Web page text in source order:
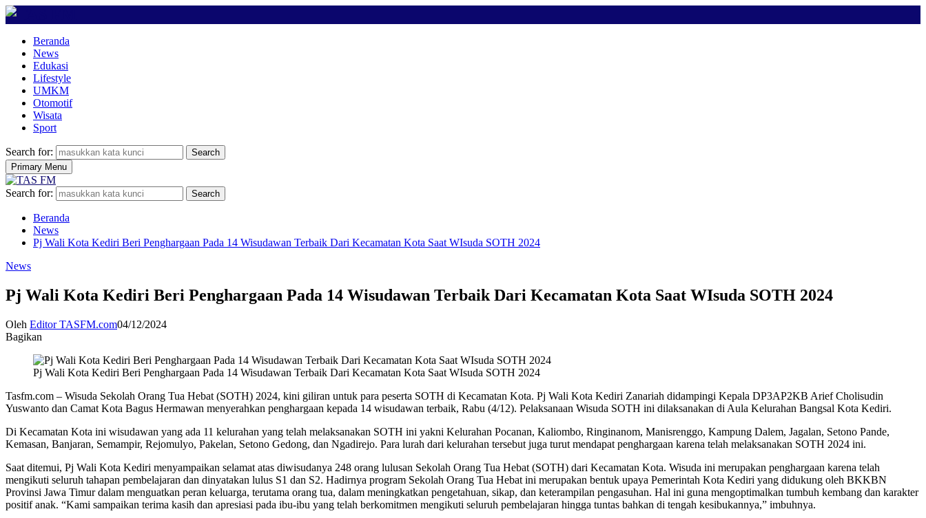
Beranda
News
Edukasi
Lifestyle
UMKM
Otomotif
Wisata
Sport
Search for:
Search
Primary Menu
Search for: Search
Beranda
News
Pj Wali Kota Kediri Beri Penghargaan Pada 14 Wisudawan Terbaik Dari Kecamatan Kota Saat WIsuda SOTH 2024
News
Pj Wali Kota Kediri Beri Penghargaan Pada 14 Wisudawan Terbaik Dari Kecamatan Kota Saat WIsuda SOTH 2024
Oleh Editor TASFM.com04/12/2024
Bagikan
Pj Wali Kota Kediri Beri Penghargaan Pada 14 Wisudawan Terbaik Dari Kecamatan Kota Saat WIsuda SOTH 2024
Tasfm.com – Wisuda Sekolah Orang Tua Hebat (SOTH) 2024, kini giliran untuk para peserta SOTH di Kecamatan Kota. Pj Wali Kota Kediri Zanariah didampingi Kepala DP3AP2KB Arief Cholisudin
Yuswanto dan Camat Kota Bagus Hermawan menyerahkan penghargaan kepada 14 wisudawan terbaik, Rabu (4/12). Pelaksanaan Wisuda SOTH ini dilaksanakan di Aula Kelurahan Bangsal Kota Kediri.
Di Kecamatan Kota ini wisudawan yang ada 11 kelurahan yang telah melaksanakan SOTH ini yakni Kelurahan Pocanan, Kaliombo, Ringinanom, Manisrenggo, Kampung Dalem, Jagalan, Setono Pande,
Kemasan, Banjaran, Semampir, Rejomulyo, Pakelan, Setono Gedong, dan Ngadirejo. Para lurah dari kelurahan tersebut juga turut mendapat penghargaan karena telah melaksanakan SOTH 2024 ini.
Saat ditemui, Pj Wali Kota Kediri menyampaikan selamat atas diwisudanya 248 orang lulusan Sekolah Orang Tua Hebat (SOTH) dari Kecamatan Kota. Wisuda ini merupakan penghargaan karena telah
mengikuti seluruh tahapan pembelajaran dan dinyatakan lulus S1 dan S2. Hadirnya program Sekolah Orang Tua Hebat ini merupakan bentuk upaya Pemerintah Kota Kediri yang didukung oleh BKKBN
Provinsi Jawa Timur dalam menguatkan peran keluarga, terutama orang tua, dalam meningkatkan pengetahuan, sikap, dan keterampilan pengasuhan. Hal ini guna mengoptimalkan tumbuh kembang dan karakter
positif anak. “Kami sampaikan terima kasih dan apresiasi pada ibu-ibu yang telah berkomitmen mengikuti seluruh pembelajaran hingga tuntas bahkan di tengah kesibukannya,” imbuhnya.